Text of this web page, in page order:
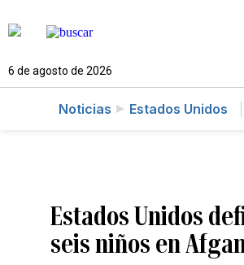
6 de agosto de 2026
Noticias Estados Unidos
Estados Unidos
seis niños en